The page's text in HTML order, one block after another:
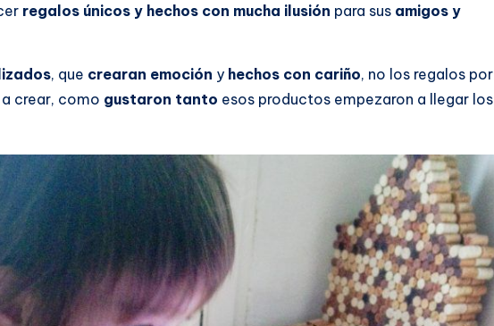
regalos únicos y hechos con mucha ilusión para sus amigos y
, que crearan emoción y hechos con cariño, no los regalos por
crear, como gustaron tanto esos productos empezaron a llegar los